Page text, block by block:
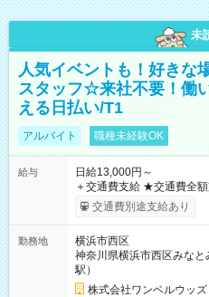
未
人気イベントも！好きな
スタッフ☆来社不要！働
える日払い/T1
アルバイト 職種未経験OK
給与
日給13,000円～
＋交通費支給 ★交通費全額支給！ ┗案件により規定あり ★日払
いOK！（規定あり） ┗働
ンビニATMから 日払い分を引き落
交通費別途支給あり
勤務地
横浜市西区
神奈川県横浜市西区みな
駅）
株式会社ワンベルウッズ